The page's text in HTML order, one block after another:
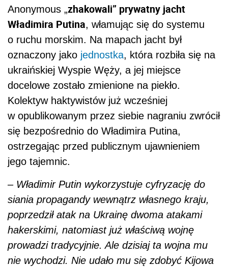
Anonymous „zhakowali” prywatny jacht
Władimira Putina, włamując się do systemu
o ruchu morskim. Na mapach jacht był
oznaczony jako jednostka, która rozbiła się na
ukraińskiej Wyspie Węży, a jej miejsce
docelowe zostało zmienione na piekło.
Kolektyw haktywistów już wcześniej
w opublikowanym przez siebie nagraniu zwrócił
się bezpośrednio do Władimira Putina,
ostrzegając przed publicznym ujawnieniem
jego tajemnic.
– Władimir Putin wykorzystuje cyfryzację do
siania propagandy wewnątrz własnego kraju,
poprzedził atak na Ukrainę dwoma atakami
hakerskimi, natomiast już właściwą wojnę
prowadzi tradycyjnie. Ale dzisiaj ta wojna mu
nie wychodzi. Nie udało mu się zdobyć Kijowa